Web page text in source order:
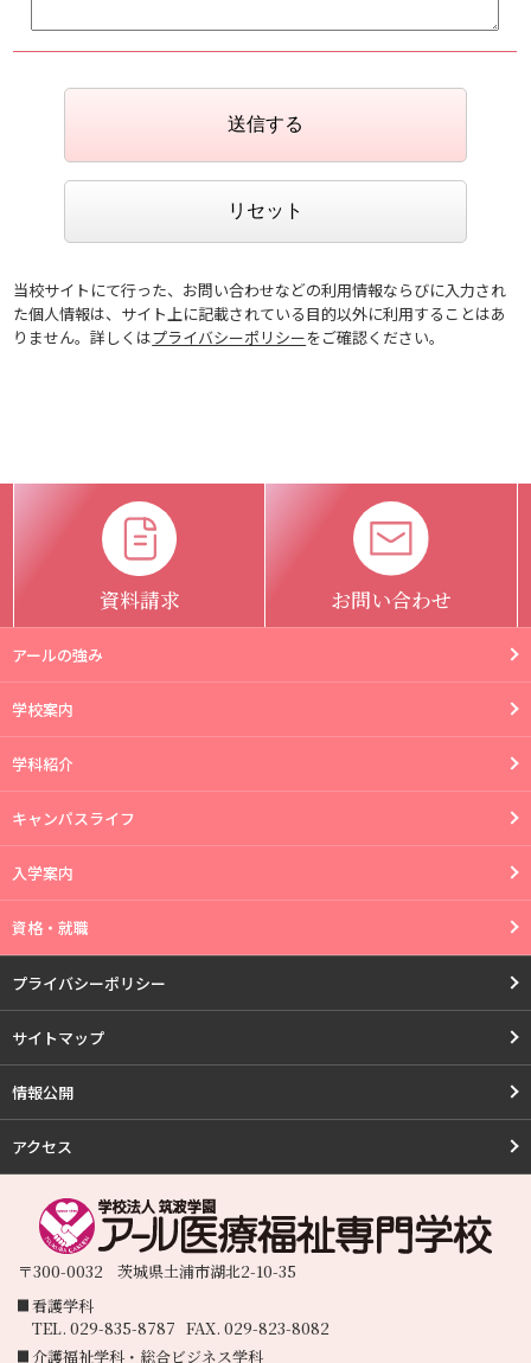
当校サイトにて行った、お問い合わせなどの利用情報ならびに入力され
た個人情報は、サイト上に記載されている目的以外に利用することはあ
りません。詳しくはプライバシーポリシーをご確認ください。
資料請求 お問い合わせ
アールの強み
学校案内
学科紹介
キャンパスライフ
入学案内
資格・就職
プライバシーポリシー
サイトマップ
情報公開
アクセス
〒300-0032 茨城県土浦市湖北2-10-35
看護学科
TEL. 029-835-8787 FAX.029-823-8082
介護福祉学科・総合ビジネス学科